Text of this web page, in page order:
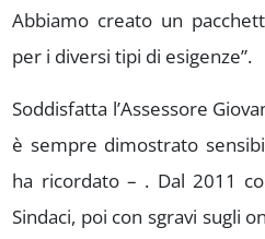
Abbiamo creato un
per i diversi tipi di esigenze”.
Soddisfatta l’Assessore
è sempre dimostrato
ha ricordato – . Dal 2011
Sindaci, poi con sgravi sugli